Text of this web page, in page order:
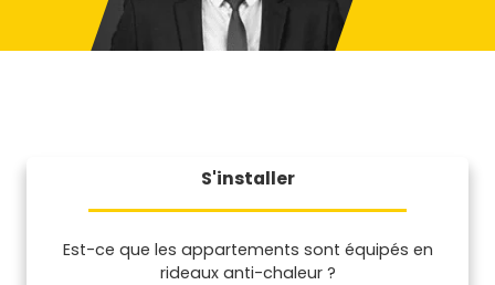
S'installer
Est-ce que les appartements sont équipés en
rideaux anti-chaleur ?